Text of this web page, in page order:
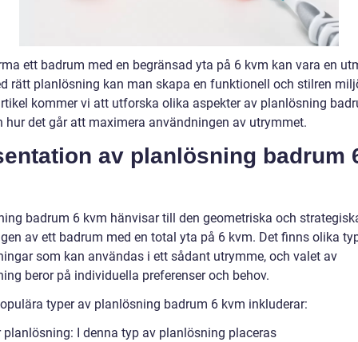
ett badrum med en begränsad yta på 6 kvm kan vara en
rätt planlösning kan man skapa en funktionell och stilren
kommer vi att utforska olika aspekter av planlösning
hur det går att maximera användningen av utrymmet.
av planlösning badrum
badrum 6 kvm hänvisar till den geometriska och
av ett badrum med en total yta på 6 kvm. Det finns olika
som kan användas i ett sådant utrymme, och valet av
beror på individuella preferenser och behov.
typer av planlösning badrum 6 kvm inkluderar:
planlösning: I denna typ av planlösning placeras